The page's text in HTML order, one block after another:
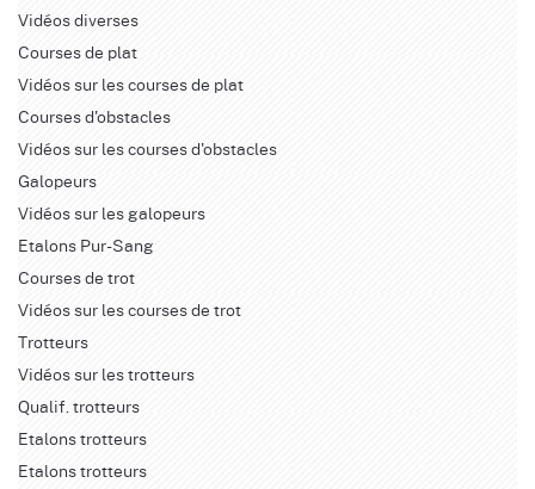
Vidéos diverses
Courses de plat
Vidéos sur les courses de plat
Courses d'obstacles
Vidéos sur les courses d'obstacles
Galopeurs
Vidéos sur les galopeurs
Etalons Pur-Sang
Courses de trot
Vidéos sur les courses de trot
Trotteurs
Vidéos sur les trotteurs
Qualif. trotteurs
Etalons trotteurs
Etalons trotteurs